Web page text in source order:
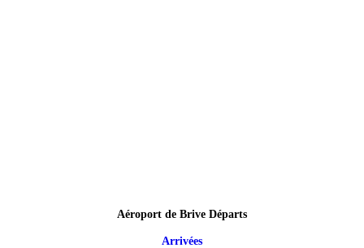
Aéroport de Brive Départs
Arrivées